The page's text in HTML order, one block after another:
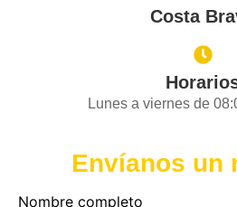
Costa
Lunes a viernes de
Envíanos un
Nombre completo